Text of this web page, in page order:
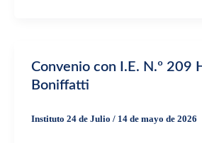
Convenio con I.E. N.º 209
Boniffatti
Instituto 24 de Julio / 14 de mayo de 2026